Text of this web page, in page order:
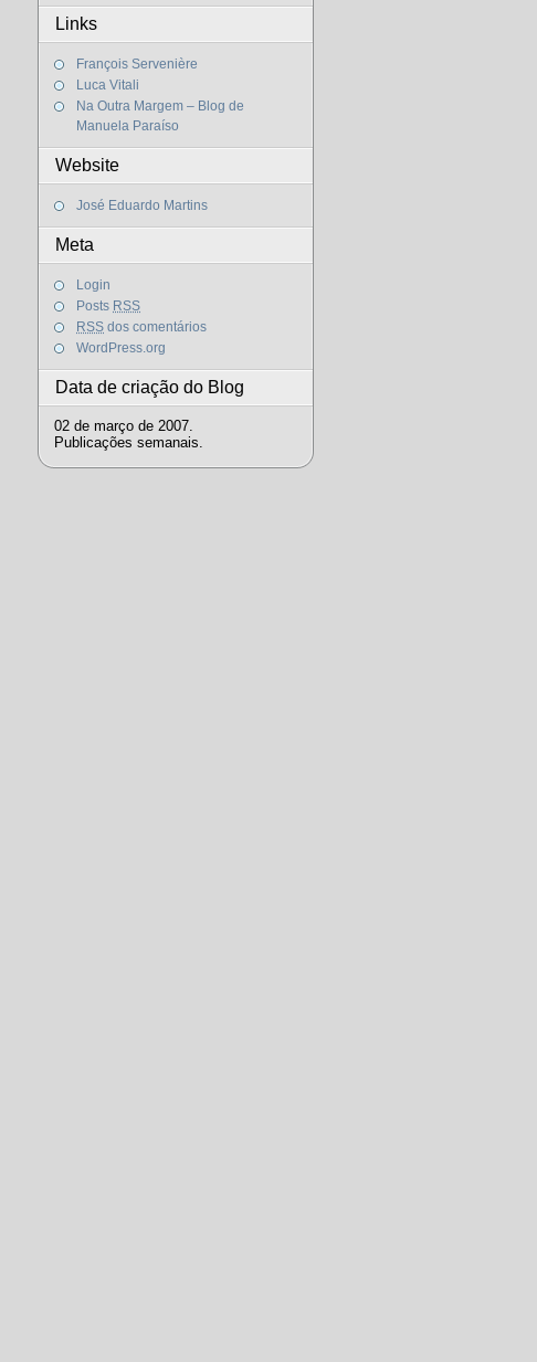
Links
François Servenière
Luca Vitali
Na Outra Margem – Blog de
Manuela Paraíso
Website
José Eduardo Martins
Meta
Login
Posts RSS
RSS dos comentários
WordPress.org
Data de criação do Blog
02 de março de 2007.
Publicações semanais.